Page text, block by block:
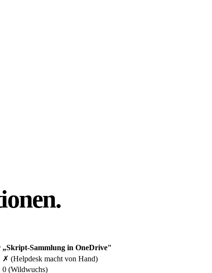
.
„Skript-Sammlung in OneDrive"
✗ (Helpdesk macht von Hand)
0 (Wildwuchs)